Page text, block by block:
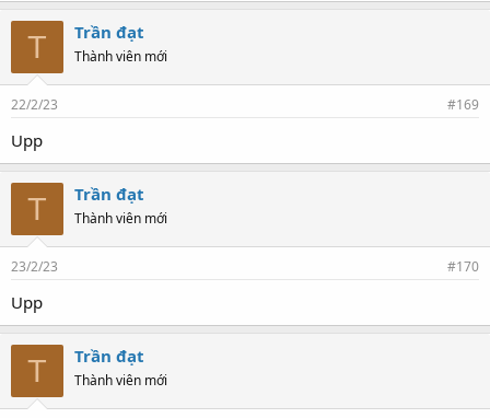
T Trần đạt
Thành viên mới
22/2/23 #169
Upp
T Trần đạt
Thành viên mới
23/2/23 #170
Upp
T Trần đạt
Thành viên mới